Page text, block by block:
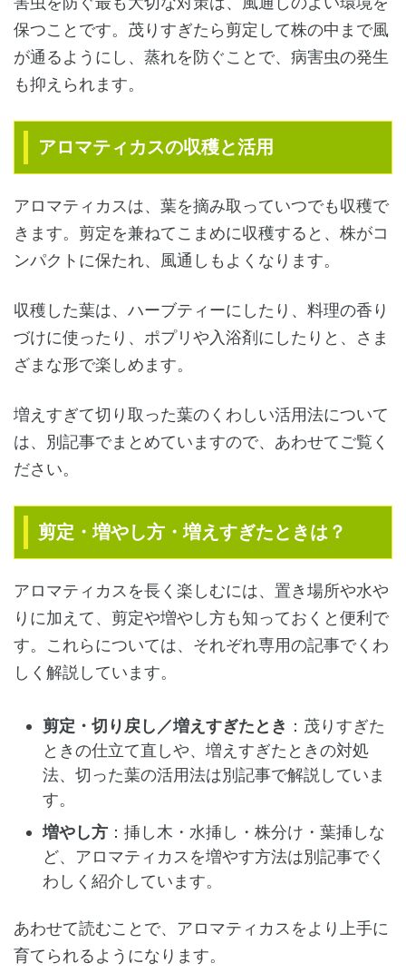
保つことです。茂りすぎたら剪定して株の中まで風
が通るようにし、蒸れを防ぐことで、病害虫の発生
も抑えられます。
アロマティカスの収穫と活用
アロマティカスは、葉を摘み取っていつでも収穫で
きます。剪定を兼ねてこまめに収穫すると、株がコ
ンパクトに保たれ、風通しもよくなります。
収穫した葉は、ハーブティーにしたり、料理の香り
づけに使ったり、ポプリや入浴剤にしたりと、さま
ざまな形で楽しめます。
増えすぎて切り取った葉のくわしい活用法について
は、別記事でまとめていますので、あわせてご覧く
ださい。
剪定・増やし方・増えすぎたときは？
アロマティカスを長く楽しむには、置き場所や水や
りに加えて、剪定や増やし方も知っておくと便利で
す。これらについては、それぞれ専用の記事でくわ
しく解説しています。
剪定・切り戻し／増えすぎたとき ：茂りすぎた
ときの仕立て直しや、増えすぎたときの対処
法、切った葉の活用法は別記事で解説していま
す。
増やし方 ：挿し木・水挿し・株分け・葉挿しな
ど、アロマティカスを増やす方法は別記事でく
わしく紹介しています。
あわせて読むことで、アロマティカスをより上手に
育てられるようになります。